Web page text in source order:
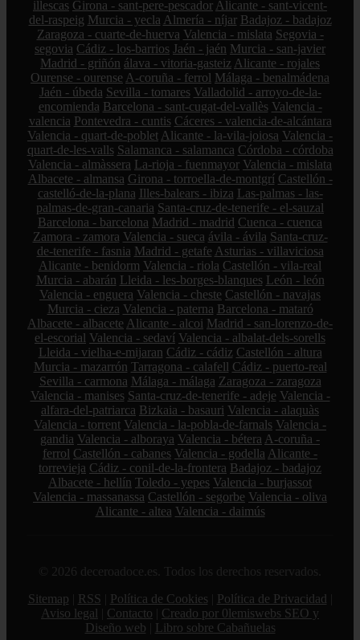
illescas Girona - sant-pere-pescador Alicante - sant-vicent-
del-raspeig Murcia - yecla Almería - níjar Badajoz - badajoz
Zaragoza - cuarte-de-huerva Valencia - mislata Segovia -
segovia Cádiz - los-barrios Jaén - jaén Murcia - san-javier
Madrid - griñón álava - vitoria-gasteiz Alicante - rojales
Ourense - ourense A-coruña - ferrol Málaga - benalmádena
Jaén - úbeda Sevilla - tomares Valladolid - arroyo-de-la-
encomienda Barcelona - sant-cugat-del-vallès Valencia -
valencia Pontevedra - cuntis Cáceres - valencia-de-alcántara
Valencia - quart-de-poblet Alicante - la-vila-joiosa Valencia -
quart-de-les-valls Salamanca - salamanca Córdoba - córdoba
Valencia - almàssera La-rioja - fuenmayor Valencia - mislata
Albacete - almansa Girona - torroella-de-montgrí Castellón -
castelló-de-la-plana Illes-balears - ibiza Las-palmas - las-
palmas-de-gran-canaria Santa-cruz-de-tenerife - el-sauzal
Barcelona - barcelona Madrid - madrid Cuenca - cuenca
Zamora - zamora Valencia - sueca ávila - ávila Santa-cruz-
de-tenerife - fasnia Madrid - getafe Asturias - villaviciosa
Alicante - benidorm Valencia - riola Castellón - vila-real
Murcia - abarán Lleida - les-borges-blanques León - león
Valencia - enguera Valencia - cheste Castellón - navajas
Murcia - cieza Valencia - paterna Barcelona - mataró
Albacete - albacete Alicante - alcoi Madrid - san-lorenzo-de-
el-escorial Valencia - sedaví Valencia - albalat-dels-sorells
Lleida - vielha-e-mijaran Cádiz - cádiz Castellón - altura
Murcia - mazarrón Tarragona - calafell Cádiz - puerto-real
Sevilla - carmona Málaga - málaga Zaragoza - zaragoza
Valencia - manises Santa-cruz-de-tenerife - adeje Valencia -
alfara-del-patriarca Bizkaia - basauri Valencia - alaquàs
Valencia - torrent Valencia - la-pobla-de-farnals Valencia -
gandia Valencia - alboraya Valencia - bétera A-coruña -
ferrol Castellón - cabanes Valencia - godella Alicante -
torrevieja Cádiz - conil-de-la-frontera Badajoz - badajoz
Albacete - hellín Toledo - yepes Valencia - burjassot
Valencia - massanassa Castellón - segorbe Valencia - oliva
Alicante - altea Valencia - daimús
© 2026 deceroadoce.es. Todos los derechos reservados.
Sitemap
RSS Política de Cookies Política de Privacidad
Aviso legal
Contacto
Creado por 0lemiswebs SEO y
Diseño web
Libro sobre Cabañuelas